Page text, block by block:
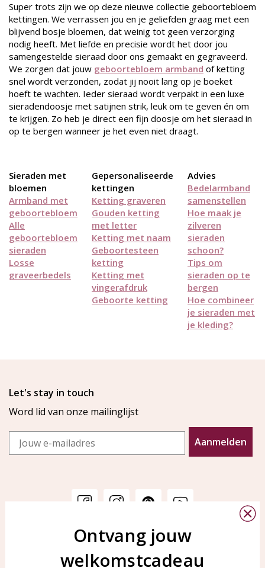
Super trots zijn we op deze nieuwe collectie geboortebloem
kettingen. We verrassen jou en je geliefden graag met een
blijvend bosje bloemen, dat weinig tot geen verzorging
nodig heeft. Met liefde en precisie wordt het door jou
samengestelde sieraad door ons gemaakt en gegraveerd.
We zorgen dat jouw geboortebloem armband of ketting
snel wordt verzonden, zodat jij nooit lang op je boeket
hoeft te wachten. Ieder sieraad wordt verpakt in een luxe
sieradendoosje met satijnen strik, leuk om te geven én om
te krijgen. Zo heb je direct een fijn doosje om het sieraad in
op te bergen wanneer je het even niet draagt.
Sieraden met
bloemen
Armband met
geboortebloem
Alle
geboortebloem
sieraden
Losse
graveerbedels
Gepersonaliseerde
kettingen
Ketting graveren
Gouden ketting
met letter
Ketting met naam
Geboortesteen
ketting
Ketting met
vingerafdruk
Geboorte ketting
Advies
Bedelarmband
samenstellen
Hoe maak je
zilveren
sieraden
schoon?
Tips om
sieraden op te
bergen
Hoe combineer
je sieraden met
je kleding?
Let's stay in touch
Word lid van onze mailinglijst
Email
Aanmelden
Veelgestelde vragen
KAYA Sieraden
Bellen of WhatsApp Ma-Vr
Ontvang jouw
welkomstcadeau